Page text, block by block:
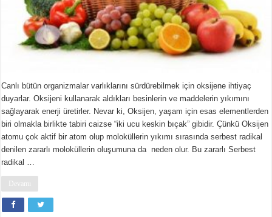
Canlı bütün organizmalar varlıklarını sürdürebilmek için oksijene ihtiyaç
duyarlar. Oksijeni kullanarak aldıkları besinlerin ve maddelerin yıkımını
sağlayarak enerji üretirler. Nevar ki, Oksijen, yaşam için esas elementlerden
biri olmakla birlikte tabiri caizse “iki ucu keskin bıçak” gibidir. Çünkü Oksijen
atomu çok aktif bir atom olup moloküllerin yıkımı sırasında serbest radikal
denilen zararlı moloküllerin oluşumuna da neden olur. Bu zararlı Serbest
radikal …
Devamı